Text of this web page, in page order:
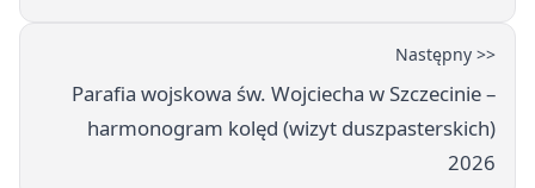
Następny >>
Parafia wojskowa św. Wojciecha w Szczecinie –
harmonogram kolęd (wizyt duszpasterskich)
2026